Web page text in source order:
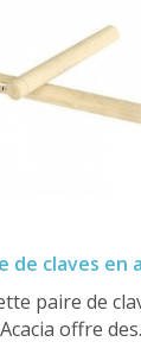
de claves en
paire de
Acacia offre